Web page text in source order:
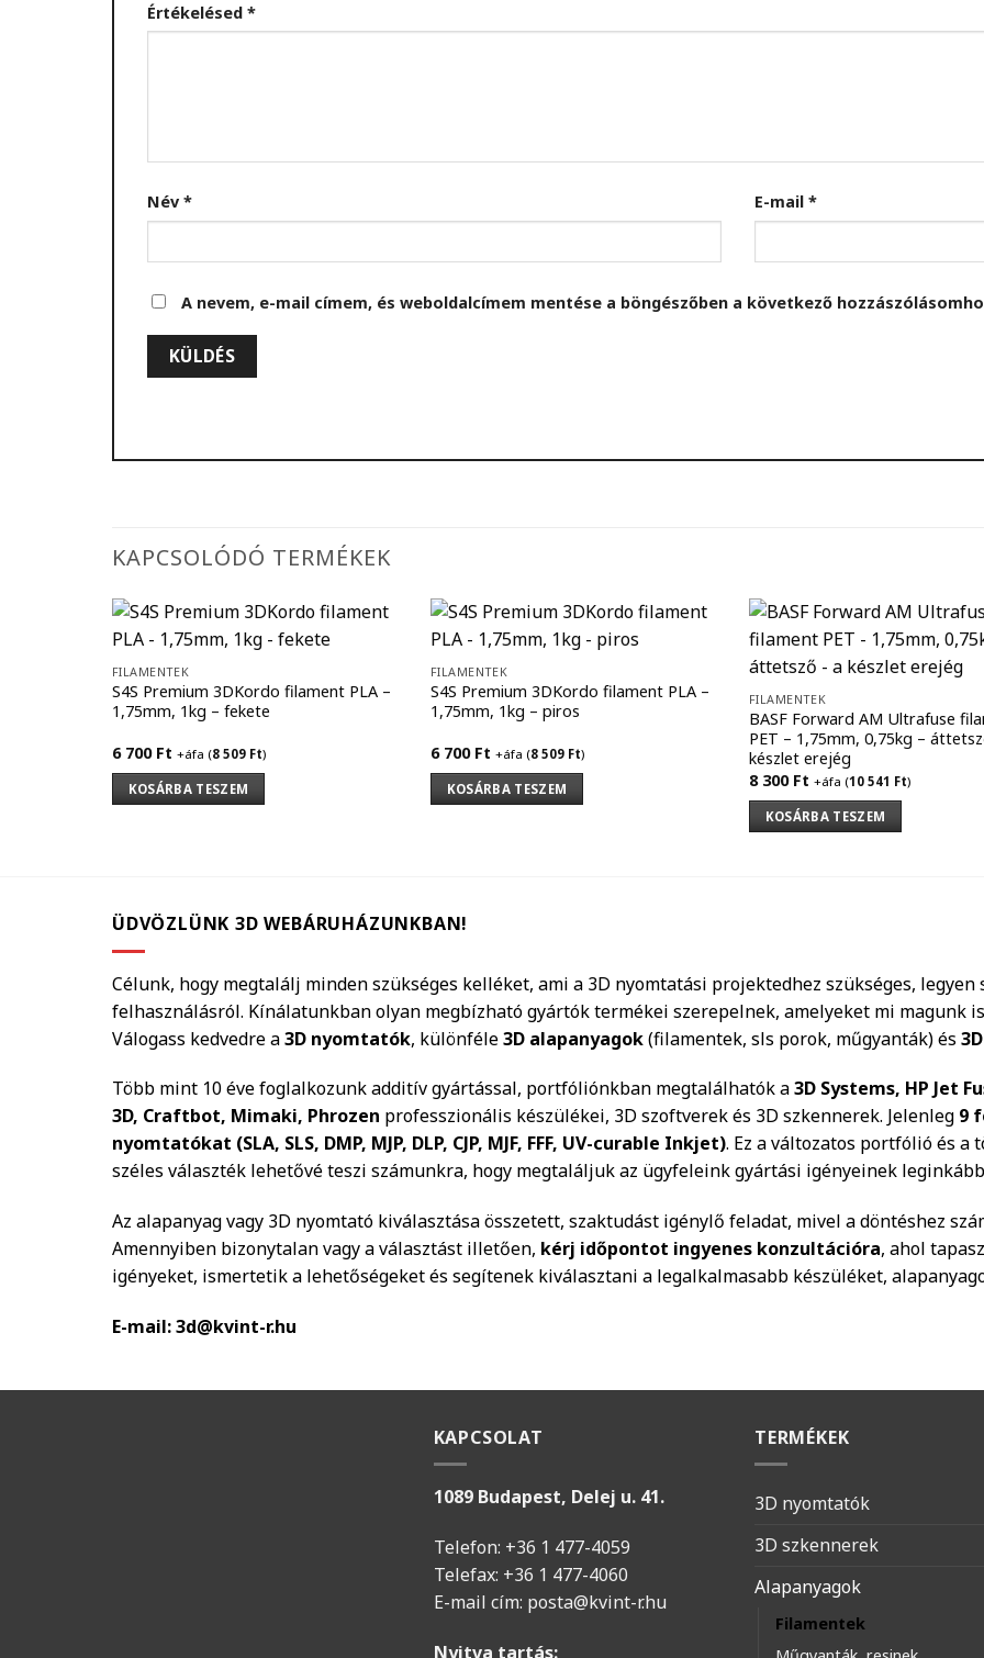
Értékelésed *
Név * E-mail *
A nevem, e-mail címem, és weboldalcímem mentése a böngészőben a következő
KAPCSOLÓDÓ TERMÉKEK
FILAMENTEK
S4S Premium 3DKordo filament PLA –
1,75mm, 1kg – fekete
6 700 Ft +áfa (8 509 Ft)
KOSÁRBA TESZEM
FILAMENTEK
S4S Premium 3DKordo filament PLA –
1,75mm, 1kg – piros
6 700 Ft +áfa (8 509 Ft)
KOSÁRBA TESZEM
FILAMENTEK
BASF Forward AM Ultrafuse
PET – 1,75mm, 0,75kg –
készlet erejég
8 300 Ft +áfa (10 541 Ft)
KOSÁRBA TESZEM
ÜDVÖZLÜNK 3D WEBÁRUHÁZUNKBAN!
Célunk, hogy megtalálj minden szükséges kelléket, ami a 3D nyomtatási projektedhez szükséges,
felhasználásról. Kínálatunkban olyan megbízható gyártók termékei szerepelnek, amelyeket mi magunk
Válogass kedvedre a3D nyomtatók, különféle3D alapanyagok(filamentek, sls porok, műgyanták) és
Több mint 10 éve foglalkozunk additív gyártással, portfóliónkban megtalálhatók a3D Systems, HP Jet
3D, Craftbot, Mimaki, Phrozen professzionális készülékei, 3D szoftverek és 3D szkennerek. Jelenleg 9
nyomtatókat (SLA, SLS, DMP, MJP, DLP, CJP, MJF, FFF, UV-curable Inkjet). Ez a változatos portfólió és
széles választék lehetővé teszi számunkra, hogy megtaláljuk az ügyfeleink gyártási igényeinek
Az alapanyag vagy 3D nyomtató kiválasztása összetett, szaktudást igénylő feladat, mivel a döntéshez
Amennyiben bizonytalan vagy a választást illetően, kérj időpontot ingyenes konzultációra, ahol
igényeket, ismertetik a lehetőségeket és segítenek kiválasztani a legalkalmasabb készüléket,
E-mail:3d@kvint-r.hu
KAPCSOLAT
1089 Budapest, Delej u. 41.
Telefon: +36 1 477-4059
Telefax: +36 1 477-4060
E-mail cím: posta@kvint-r.hu
Nyitva tartás:
TERMÉKEK
3D nyomtatók
3D szkennerek
Alapanyagok
Filamentek